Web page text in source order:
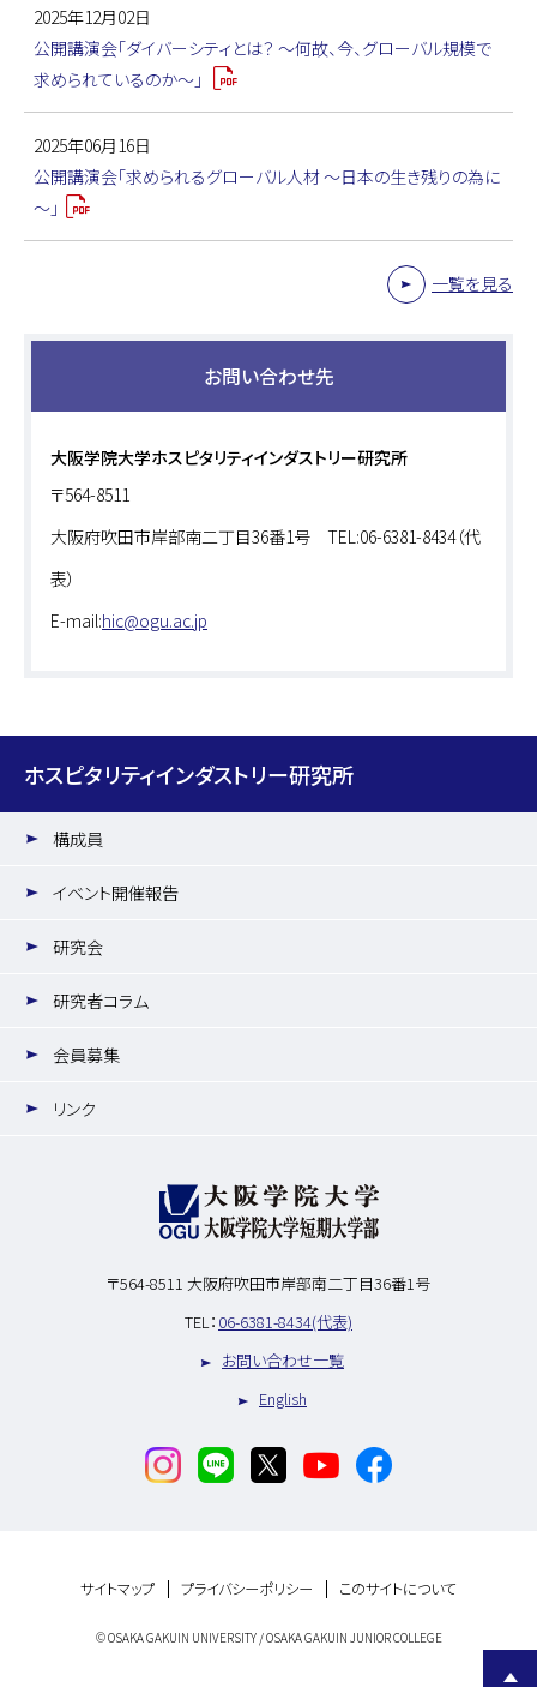
2025年12月02日
公開講演会「ダイバーシティとは？ ～何故、今、グローバル規模で
求められているのか～」
2025年06月16日
公開講演会「求められるグローバル人材 ～日本の生き残りの為に
～」
一覧を見る
お問い合わせ先
大阪学院大学ホスピタリティインダストリー研究所
〒564-8511
大阪府吹田市岸部南二丁目36番1号 TEL:06-6381-8434（代
表）
E-mail:hic@ogu.ac.jp
ホスピタリティインダストリー研究所
構成員
イベント開催報告
研究会
研究者コラム
会員募集
リンク
〒564-8511 大阪府吹田市岸部南二丁目36番1号
TEL： 06-6381-8434(代表)
お問い合わせ一覧
English
サイトマップ プライバシーポリシー このサイトについて
© OSAKA GAKUIN UNIVERSITY / OSAKA GAKUIN JUNIOR COLLEGE